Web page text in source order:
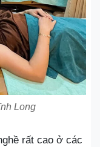
Long
rất cao ở các